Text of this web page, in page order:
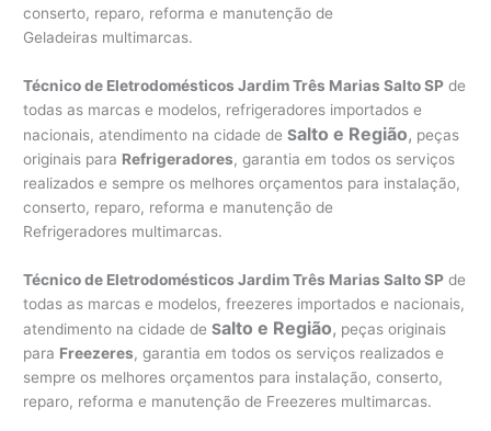
conserto, reparo, reforma e manutenção de
Geladeiras multimarcas.
Técnico de Eletrodomésticos Jardim Três Marias Salto SP de
todas as marcas e modelos, refrigeradores importados e
nacionais, atendimento na cidade deSalto e Região, peças
originais para Refrigeradores, garantia em todos os serviços
realizados e sempre os melhores orçamentos para instalação,
conserto, reparo, reforma e manutenção de
Refrigeradores multimarcas.
Técnico de Eletrodomésticos Jardim Três Marias Salto SP de
todas as marcas e modelos, freezeres importados e nacionais,
atendimento na cidade deSalto e Região, peças originais
para Freezeres, garantia em todos os serviços realizados e
sempre os melhores orçamentos para instalação, conserto,
reparo, reforma e manutenção de Freezeres multimarcas.